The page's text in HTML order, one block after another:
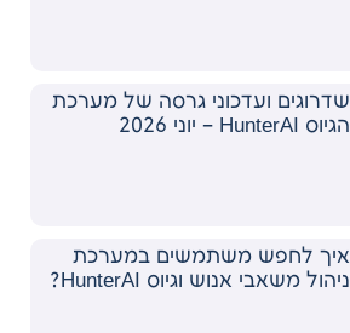
שדרוגים ועדכוני גרסה של מערכת
הגיוס HunterAI – יוני 2026
איך לחפש משתמשים במערכת
ניהול משאבי אנוש וגיוס HunterAI?